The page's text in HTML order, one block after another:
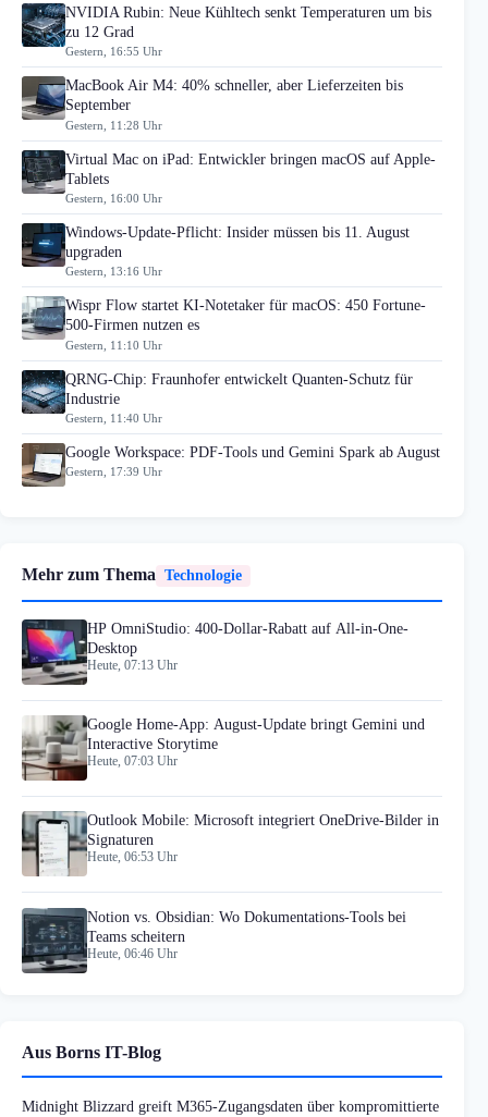
NVIDIA Rubin: Neue Kühltech senkt Temperaturen um bis
zu 12 Grad
Gestern, 16:55 Uhr
MacBook Air M4: 40% schneller, aber Lieferzeiten bis
September
Gestern, 11:28 Uhr
Virtual Mac on iPad: Entwickler bringen macOS auf Apple-
Tablets
Gestern, 16:00 Uhr
Windows-Update-Pflicht: Insider müssen bis 11. August
upgraden
Gestern, 13:16 Uhr
Wispr Flow startet KI-Notetaker für macOS: 450 Fortune-
500-Firmen nutzen es
Gestern, 11:10 Uhr
QRNG-Chip: Fraunhofer entwickelt Quanten-Schutz für
Industrie
Gestern, 11:40 Uhr
Google Workspace: PDF-Tools und Gemini Spark ab August
Gestern, 17:39 Uhr
Mehr zum Thema Technologie
HP OmniStudio: 400-Dollar-Rabatt auf All-in-One-
Desktop
Heute, 07:13 Uhr
Google Home-App: August-Update bringt Gemini und
Interactive Storytime
Heute, 07:03 Uhr
Outlook Mobile: Microsoft integriert OneDrive-Bilder in
Signaturen
Heute, 06:53 Uhr
Notion vs. Obsidian: Wo Dokumentations-Tools bei
Teams scheitern
Heute, 06:46 Uhr
Aus Borns IT-Blog
Midnight Blizzard greift M365-Zugangsdaten über kompromittierte